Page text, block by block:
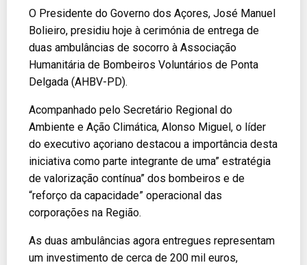
O Presidente do Governo dos Açores, José Manuel
Bolieiro, presidiu hoje à cerimónia de entrega de
duas ambulâncias de socorro à Associação
Humanitária de Bombeiros Voluntários de Ponta
Delgada (AHBV-PD).
Acompanhado pelo Secretário Regional do
Ambiente e Ação Climática, Alonso Miguel, o líder
do executivo açoriano destacou a importância desta
iniciativa como parte integrante de uma” estratégia
de valorização contínua” dos bombeiros e de
“reforço da capacidade” operacional das
corporações na Região.
As duas ambulâncias agora entregues representam
um investimento de cerca de 200 mil euros,